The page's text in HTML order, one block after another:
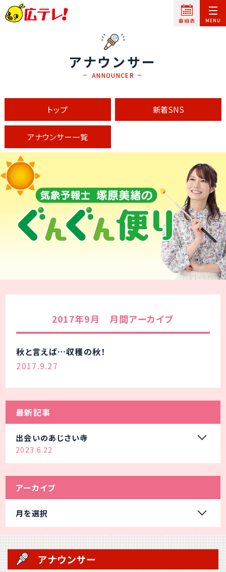
アナウンサー
ANNOUNCER
トップ 新着SNS
アナウンサー一覧
2017年9月 月間アーカイブ
秋と言えば…収穫の秋！
2017.9.27
最新記事
出会いのあじさい寺
2023.6.22
アーカイブ
月を選択
アナウンサー